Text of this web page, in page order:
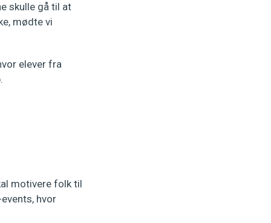
skulle gå til at
mødte vi
elever fra
motivere folk til
hvor